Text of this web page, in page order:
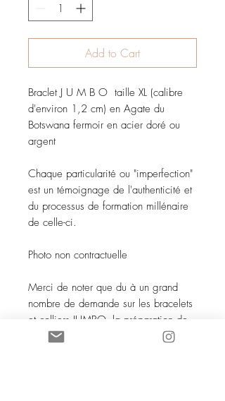
Add to Cart
Braclet J U M B O taille XL (calibre
d'environ 1,2 cm) en Agate du
Botswana fermoir en acier doré ou
argent
Chaque particularité ou "imperfection"
est un témoignage de l'authenticité et
du processus de formation millénaire
de celle-ci.
Photo non contractuelle
Merci de noter que du à un grand
nombre de demande sur les bracelets
et colliers JUMBO, la préparation de
la commande necessite une dizaine